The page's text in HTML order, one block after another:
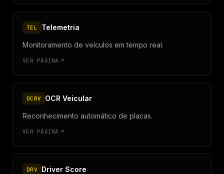
TEL Telemetria
Monitoramento de veículos em tempo real.
VER PÁGINA
OCRV OCR Veicular
Reconhecimento automático de placas.
VER PÁGINA
DRV Driver Score